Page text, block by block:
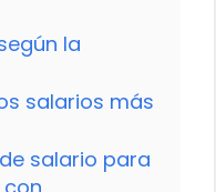
la
salarios más
salario para